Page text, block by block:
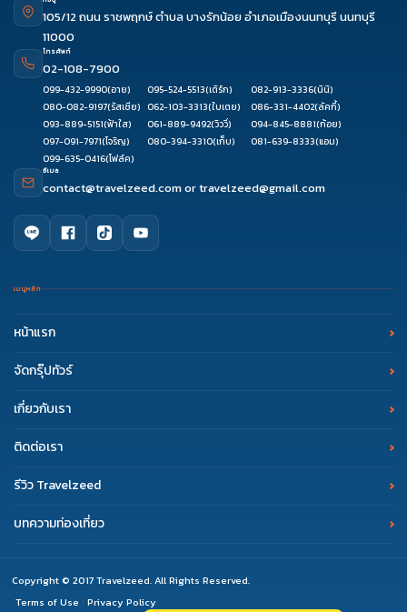
105/12 ถนน ราชพฤกษ์ ตำบล บางรักน้อย อำเภอเมืองนนทบุรี นนทบุรี
11000
โทรศัพท์
02-108-7900
099-432-9990(อาย) 095-524-5513(เติร์ก) 082-913-3336(นินิ)
080-082-9197(รัสเซีย) 062-103-3313(ใบเตย) 086-331-4402(ลัคกี้)
093-889-5151(ฟ้าใส) 061-889-9492(วิววี่) 094-845-8881(ก้อย)
097-091-7971(โจริญ) 080-394-3310(เก็บ) 081-639-8333(แอม)
099-635-0416(โฟล์ค)
อีเมล
contact@travelzeed.comortravelzeed@gmail.com
เมนูหลัก
หน้าแรก
จัดกรุ๊ปทัวร์
เกี่ยวกับเรา
ติดต่อเรา
รีวิว Travelzeed
บทความท่องเที่ยว
Copyright © 2017 Travelzeed. All Rights Reserved.
Terms of Use
Privacy Policy